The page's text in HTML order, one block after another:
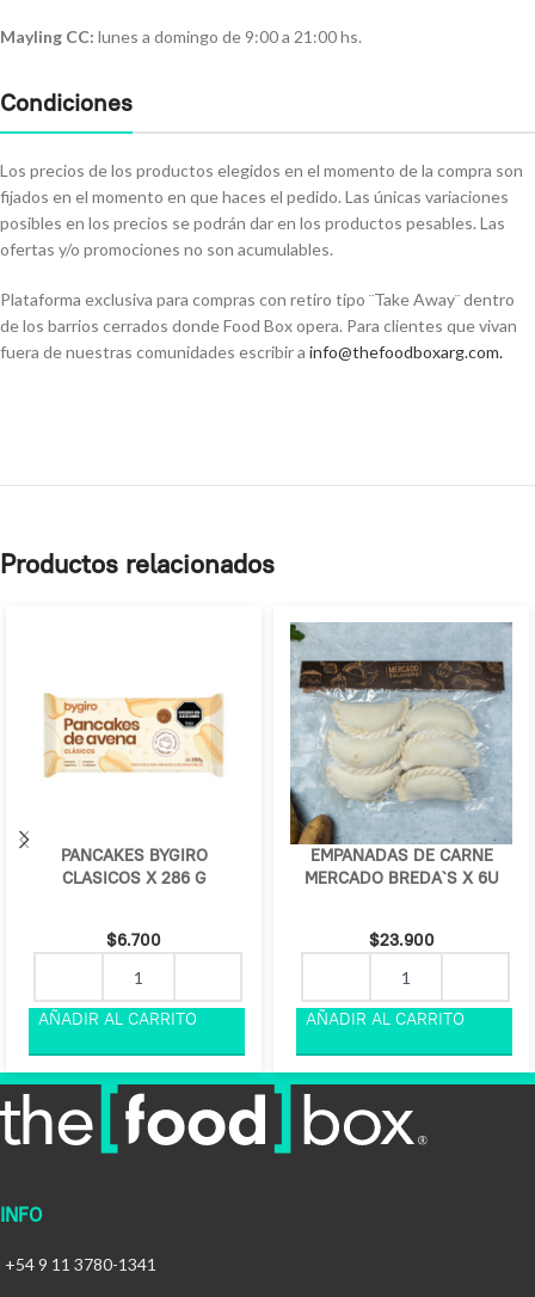
Mayling CC: lunes a domingo de 9:00 a 21:00 hs.
Condiciones
Los precios de los productos elegidos en el momento de la compra son
fijados en el momento en que haces el pedido. Las únicas variaciones
posibles en los precios se podrán dar en los productos pesables. Las
ofertas y/o promociones no son acumulables.
Plataforma exclusiva para compras con retiro tipo ¨Take Away¨ dentro
de los barrios cerrados donde Food Box opera. Para clientes que vivan
fuera de nuestras comunidades escribir a info@thefoodboxarg.com.
Productos relacionados
PANCAKES BYGIRO
CLASICOS X 286 G
$6.700
EMPANADAS DE CARNE
MERCADO BREDA`S X 6U
$23.900
INFO
+54 9 11 3780-1341